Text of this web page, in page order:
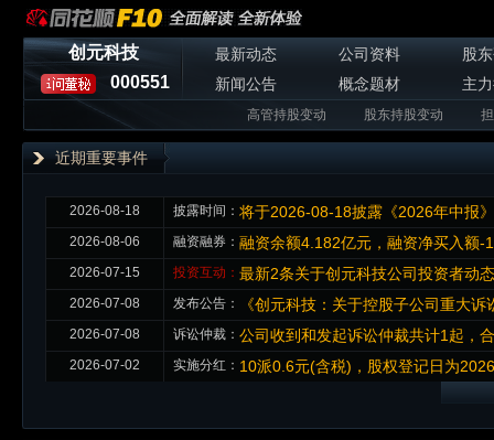
创元科技
000551
最新动态 公司资料
股
新闻公告
概念题材 主
高管持股变动 股东持股变动
近期重要事件
2026-08-18 披露时间： 将于2026-08-18披露《2026年中报》
2026-08-06 融资融券： 融资余额4.182亿元，融资净买入额-
2026-07-15 投资互动： 最新2条关于创元科技公司投资者动
2026-07-08 发布公告： 《创元科技：关于控股子公司重大
2026-07-08 诉讼仲裁： 公司收到和发起诉讼仲裁共计1起，
2026-07-02 实施分红： 10派0.6元(含税)，股权登记日为